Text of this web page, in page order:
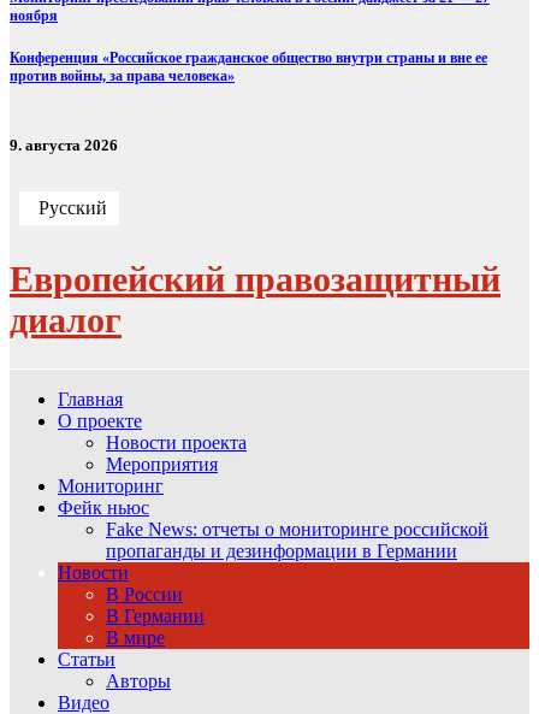
ноября
Конференция «Российское гражданское общество внутри страны и вне ее
против войны, за права человека»
9. августа 2026
Русский
Европейский правозащитный
диалог
Главная
О проекте
Новости проекта
Мероприятия
Мониторинг
Фейк ньюс
Fake News: отчеты о мониторинге российской
пропаганды и дезинформации в Германии
Новости
В России
В Германии
В мире
Статьи
Авторы
Видео